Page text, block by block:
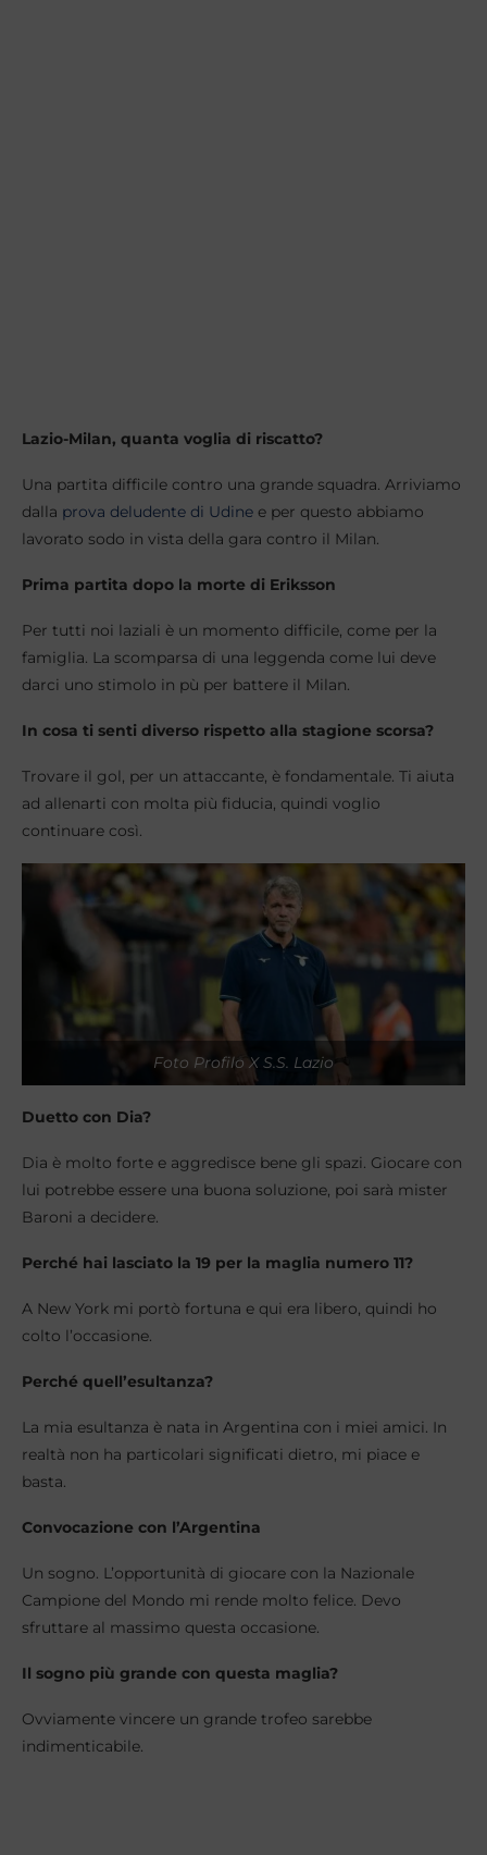
Lazio-Milan, quanta voglia di riscatto?
Una partita difficile contro una grande squadra. Arriviamo
dalla prova deludente di Udine e per questo abbiamo
lavorato sodo in vista della gara contro il Milan.
Prima partita dopo la morte di Eriksson
Per tutti noi laziali è un momento difficile, come per la
famiglia. La scomparsa di una leggenda come lui deve
darci uno stimolo in pù per battere il Milan.
In cosa ti senti diverso rispetto alla stagione scorsa?
Trovare il gol, per un attaccante, è fondamentale. Ti aiuta
ad allenarti con molta più fiducia, quindi voglio
continuare così.
Foto Profilo X S.S. Lazio
Duetto con Dia?
Dia è molto forte e aggredisce bene gli spazi. Giocare con
lui potrebbe essere una buona soluzione, poi sarà mister
Baroni a decidere.
Perché hai lasciato la 19 per la maglia numero 11?
A New York mi portò fortuna e qui era libero, quindi ho
colto l’occasione.
Perché quell’esultanza?
La mia esultanza è nata in Argentina con i miei amici. In
realtà non ha particolari significati dietro, mi piace e
basta.
Convocazione con l’Argentina
Un sogno. L’opportunità di giocare con la Nazionale
Campione del Mondo mi rende molto felice. Devo
sfruttare al massimo questa occasione.
Il sogno più grande con questa maglia?
Ovviamente vincere un grande trofeo sarebbe
indimenticabile.